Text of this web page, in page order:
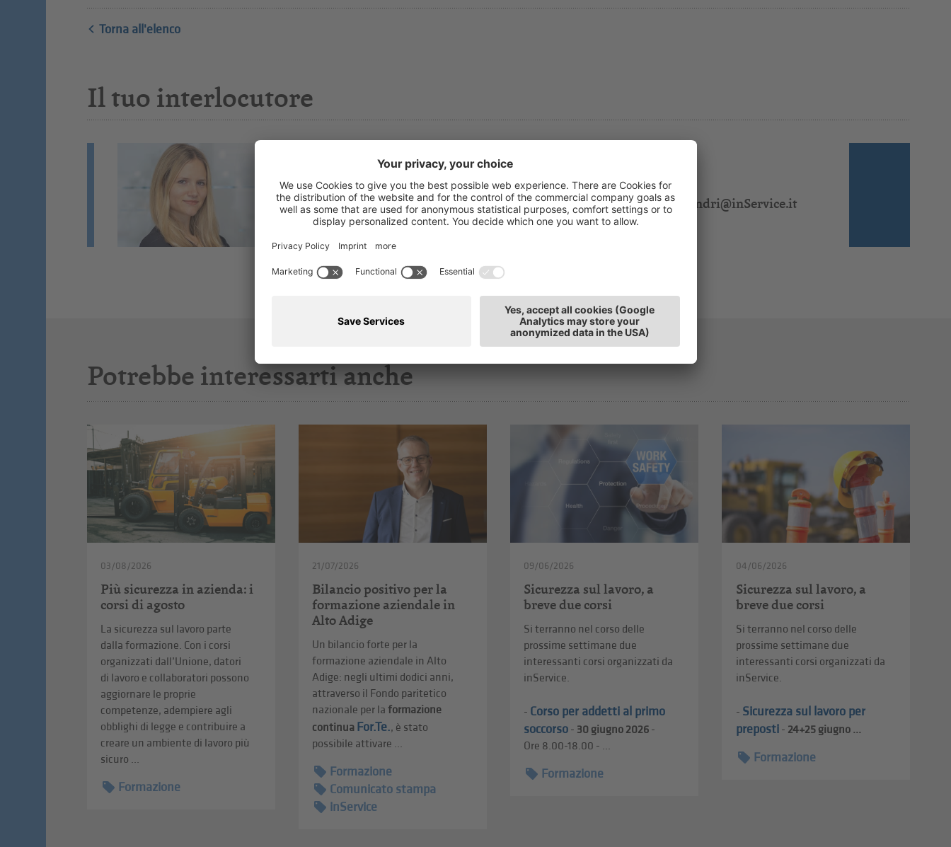
Torna all'elenco
Il tuo interlocutore
Jasmin Sandri
Formazione
Collaboratrice
Sede: Bolzano
T: 0471 310 328
E-mail:jasmin.sandri@inService.it
Potrebbe interessarti anche
03/08/2026
Più sicurezza in azienda: i
corsi di agosto
La sicurezza sul lavoro parte
dalla formazione. Con i corsi
organizzati dall’Unione, datori
di lavoro e collaboratori possono
aggiornare le proprie
competenze, adempiere agli
obblighi di legge e contribuire a
creare un ambiente di lavoro più
sicuro ...
Formazione
21/07/2026
Bilancio positivo per la
formazione aziendale in
Alto Adige
Un bilancio forte per la
formazione aziendale in Alto
Adige: negli ultimi dodici anni,
attraverso il Fondo paritetico
nazionale per laformazione
continua For.Te., è stato
possibile attivare ...
Formazione
Comunicato stampa
inService
09/06/2026
Sicurezza sul lavoro, a
breve due corsi
Si terranno nel corso delle
prossime settimane due
interessanti corsi organizzati da
inService.
- Corso per addetti al primo
soccorso - 30 giugno 2026 -
Ore 8.00-18.00 - ...
Formazione
04/06/2026
Sicurezza sul lavoro, a
breve due corsi
Si terranno nel corso delle
prossime settimane due
interessanti corsi organizzati da
inService.
- Sicurezza sul lavoro per
preposti - 24+25 giugno ...
Formazione